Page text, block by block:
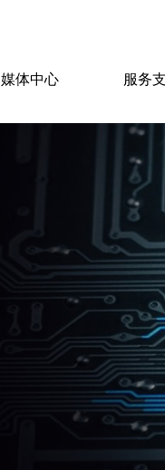
媒体中心 服务